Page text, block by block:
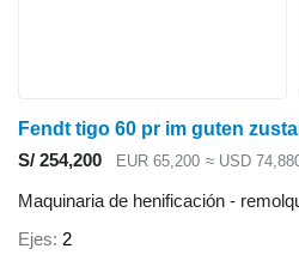
Fendt tigo 60 pr im guten
S/ 254,200
EUR 65,200 ≈ USD
Maquinaria de henificación -
Ejes 2